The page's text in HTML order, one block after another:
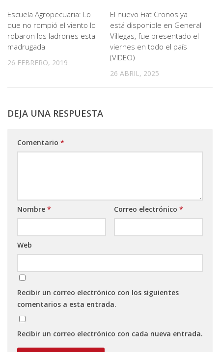
Escuela Agropecuaria: Lo
que no rompió el viento lo
robaron los ladrones esta
madrugada
26 FEBRERO, 2019
El nuevo Fiat Cronos ya
está disponible en General
Villegas, fue presentado el
viernes en todo el país
(VIDEO)
26 ABRIL, 2025
DEJA UNA RESPUESTA
Comentario *
Nombre * Correo electrónico *
Web
Recibir un correo electrónico con los siguientes
comentarios a esta entrada.
Recibir un correo electrónico con cada nueva entrada.